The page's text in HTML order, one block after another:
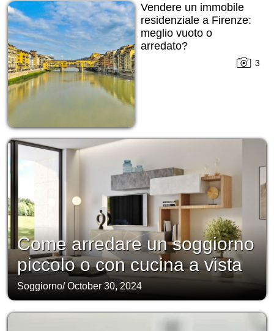
Vendere un immobile
residenziale a Firenze:
meglio vuoto o
arredato?
3
Come arredare un soggiorno
piccolo o con cucina a vista
Soggiorno/October 30, 2024